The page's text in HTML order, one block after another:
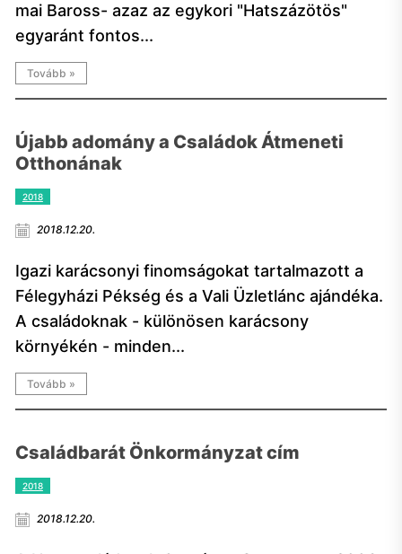
mai Baross- azaz az egykori "Hatszázötös"
egyaránt fontos...
Tovább »
Újabb adomány a Családok Átmeneti
Otthonának
2018
2018.12.20.
Igazi karácsonyi finomságokat tartalmazott a
Félegyházi Pékség és a Vali Üzletlánc ajándéka.
A családoknak - különösen karácsony
környékén - minden...
Tovább »
Családbarát Önkormányzat cím
2018
2018.12.20.